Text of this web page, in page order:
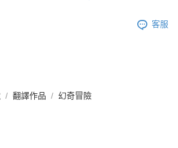
客服
翻譯作品 幻奇冒險